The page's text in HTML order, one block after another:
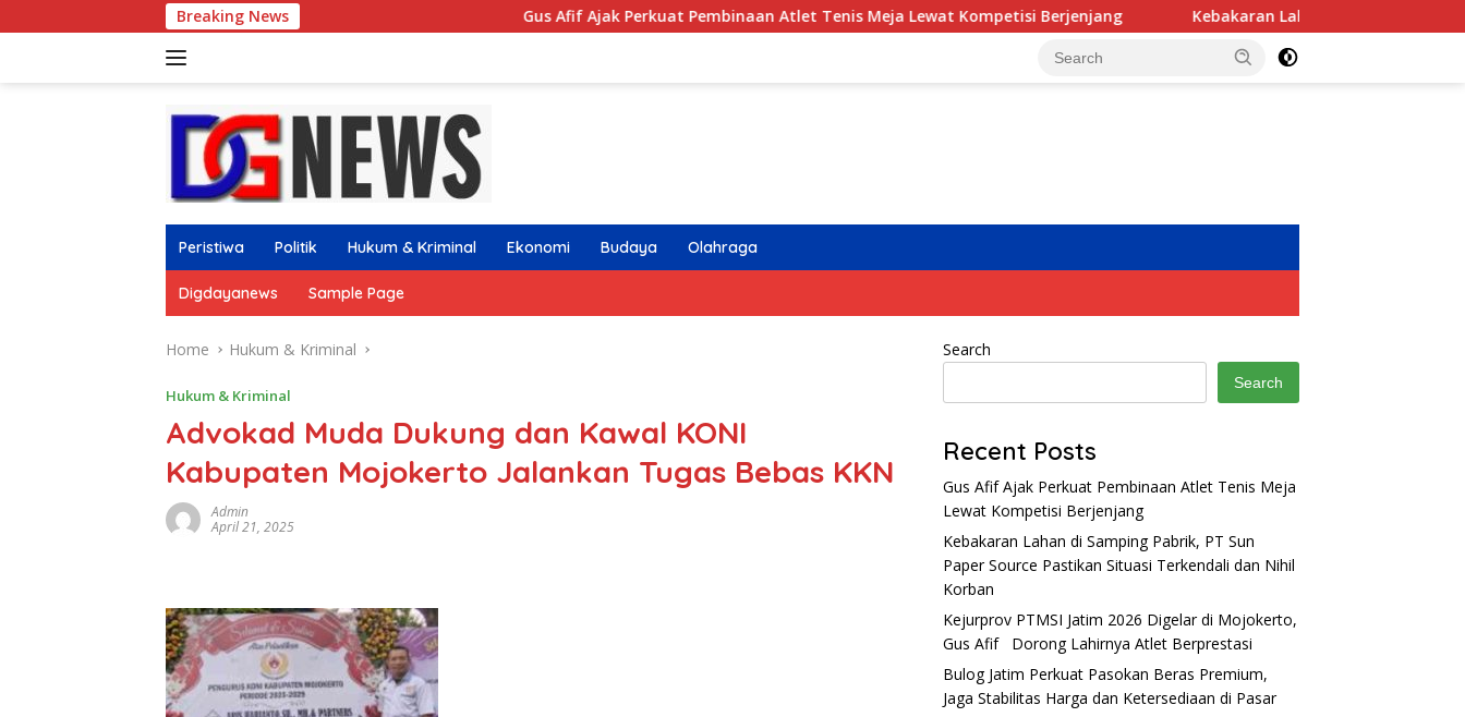
to
Breaking News Gus Afif Ajak Perkuat Pembinaan Atlet Tenis Meja Lewat Kompetisi Berjenjang Kebakaran Lahan di Samping Pabrik, PT Sun Paper
Peristiwa Politik Hukum & Kriminal Ekonomi Budaya Olahraga
Digdayanews Sample Page
Home Hukum & Kriminal
Hukum & Kriminal
Advokad Muda Dukung dan Kawal KONI
Kabupaten Mojokerto Jalankan Tugas Bebas KKN
Admin
April 21, 2025
Search
Search
Recent Posts
Gus Afif Ajak Perkuat Pembinaan Atlet Tenis Meja
Lewat Kompetisi Berjenjang
Kebakaran Lahan di Samping Pabrik, PT Sun
Paper Source Pastikan Situasi Terkendali dan Nihil
Korban
Kejurprov PTMSI Jatim 2026 Digelar di Mojokerto,
Gus Afif Dorong Lahirnya Atlet Berprestasi
Bulog Jatim Perkuat Pasokan Beras Premium,
Jaga Stabilitas Harga dan Ketersediaan di Pasar